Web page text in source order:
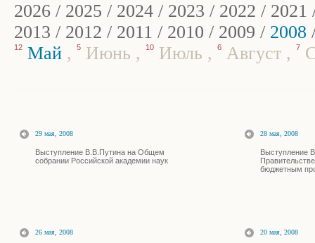
2026 / 2025 / 2024 / 2023 / 2022 / 2021
2013 / 2012 / 2011 / 2010 / 2009 / 2008
12 Май , 5 Июнь , 10 Июль , 6 Август , 7
29 мая, 2008
Выступление В.В.Путина на Общем
собрании Российской академии наук
28 мая, 2008
Выступление
бюджетным
26 мая, 2008 20 мая, 2008